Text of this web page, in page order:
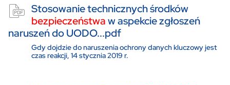
Stosowanie technicznych środków
bezpieczeństwaw aspekcie zgłoszeń
naruszeń do UODO...pdf
Gdy dojdzie do naruszenia ochrony danych kluczowy jest
czas reakcji, 14 stycznia 2019 r.